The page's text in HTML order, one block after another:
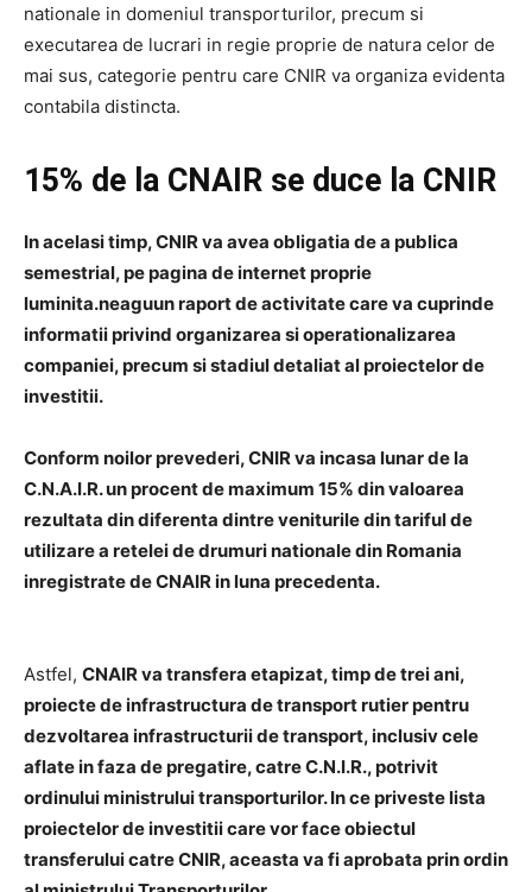
nationale in domeniul transporturilor, precum si
executarea de lucrari in regie proprie de natura celor de
mai sus, categorie pentru care CNIR va organiza evidenta
contabila distincta.
15% de la CNAIR se duce la CNIR
In acelasi timp, CNIR va avea obligatia de a publica
semestrial, pe pagina de internet proprie
luminita.neaguun raport de activitate care va cuprinde
informatii privind organizarea si operationalizarea
companiei, precum si stadiul detaliat al proiectelor de
investitii.
Conform noilor prevederi, CNIR va incasa lunar de la
C.N.A.I.R. un procent de maximum 15% din valoarea
rezultata din diferenta dintre veniturile din tariful de
utilizare a retelei de drumuri nationale din Romania
inregistrate de CNAIR in luna precedenta.
Astfel, CNAIR va transfera etapizat, timp de trei ani,
proiecte de infrastructura de transport rutier pentru
dezvoltarea infrastructurii de transport, inclusiv cele
aflate in faza de pregatire, catre C.N.I.R., potrivit
ordinului ministrului transporturilor. In ce priveste lista
proiectelor de investitii care vor face obiectul
transferului catre CNIR, aceasta va fi aprobata prin ordin